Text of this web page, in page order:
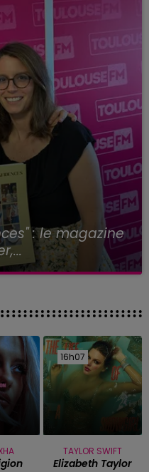
: le magazine
16h07
16h07
TAYLOR SWIFT
Elizabeth Taylor